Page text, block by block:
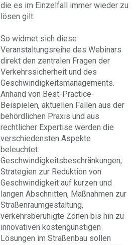
die es im Einzelfall immer wieder zu
lösen gilt.
So widmet sich diese
Veranstaltungsreihe des Webinars
direkt den zentralen Fragen der
Verkehrssicherheit und des
Geschwindigkeitsmanagements.
Anhand von Best-Practice-
Beispielen, aktuellen Fällen aus der
behördlichen Praxis und aus
rechtlicher Expertise werden die
verschiedensten Aspekte
beleuchtet:
Geschwindigkeitsbeschränkungen,
Strategien zur Reduktion von
Geschwindigkeit auf kurzen und
langen Abschnitten, Maßnahmen zur
Straßenraumgestaltung,
verkehrsberuhigte Zonen bis hin zu
innovativen kostengünstigen
Lösungen im Straßenbau sollen